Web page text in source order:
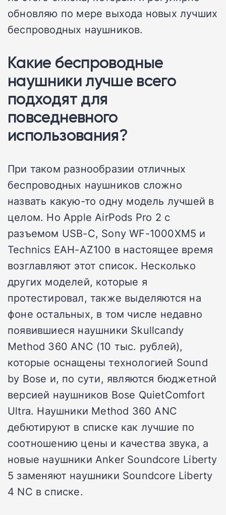
обновляю по мере выхода новых лучших
беспроводных наушников.
Какие беспроводные
наушники лучше всего
подходят для
повседневного
использования?
При таком разнообразии отличных
беспроводных наушников сложно
назвать какую-то одну модель лучшей в
целом. Но Apple AirPods Pro 2 с
разъемом USB-C, Sony WF-1000XM5 и
Technics EAH-AZ100 в настоящее время
возглавляют этот список. Несколько
других моделей, которые я
протестировал, также выделяются на
фоне остальных, в том числе недавно
появившиеся наушники Skullcandy
Method 360 ANC (10 тыс. рублей),
которые оснащены технологией Sound
by Bose и, по сути, являются бюджетной
версией наушников Bose QuietComfort
Ultra. Наушники Method 360 ANC
дебютируют в списке как лучшие по
соотношению цены и качества звука, а
новые наушники Anker Soundcore Liberty
5 заменяют наушники Soundcore Liberty
4 NC в списке.